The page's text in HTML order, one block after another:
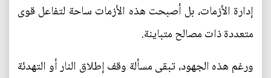
إدارة الأزمات، بل أصبحت هذه الأزمات ساحة لتفاعل قوى
متعددة ذات مصالح متباينة.
ورغم هذه الجهود، تبقى مسألة وقف إطلاق النار أو التهدئة